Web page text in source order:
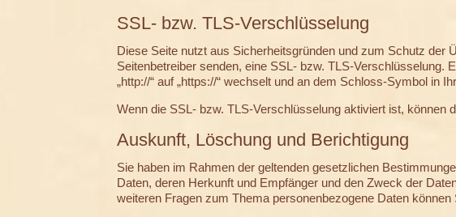
SSL- bzw. TLS-Verschlüsselung
Diese Seite nutzt aus Sicherheitsgründen und zum Schutz der
Seitenbetreiber senden, eine SSL- bzw. TLS-
„http://“ auf „https://“ wechselt und an dem Schloss-Symbol in
Wenn die SSL- bzw. TLS-Verschlüsselung aktiviert ist, können
Auskunft, Löschung und Berichtigung
Sie haben im Rahmen der geltenden gesetzlichen
Daten, deren Herkunft und Empfänger und den Zweck der
weiteren Fragen zum Thema personenbezogene Daten